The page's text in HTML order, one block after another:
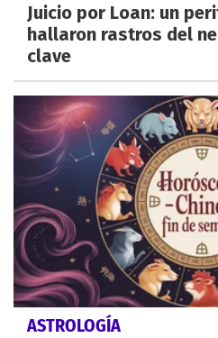
Juicio por Loan: un
hallaron rastros del
clave
ASTROLOGÍA